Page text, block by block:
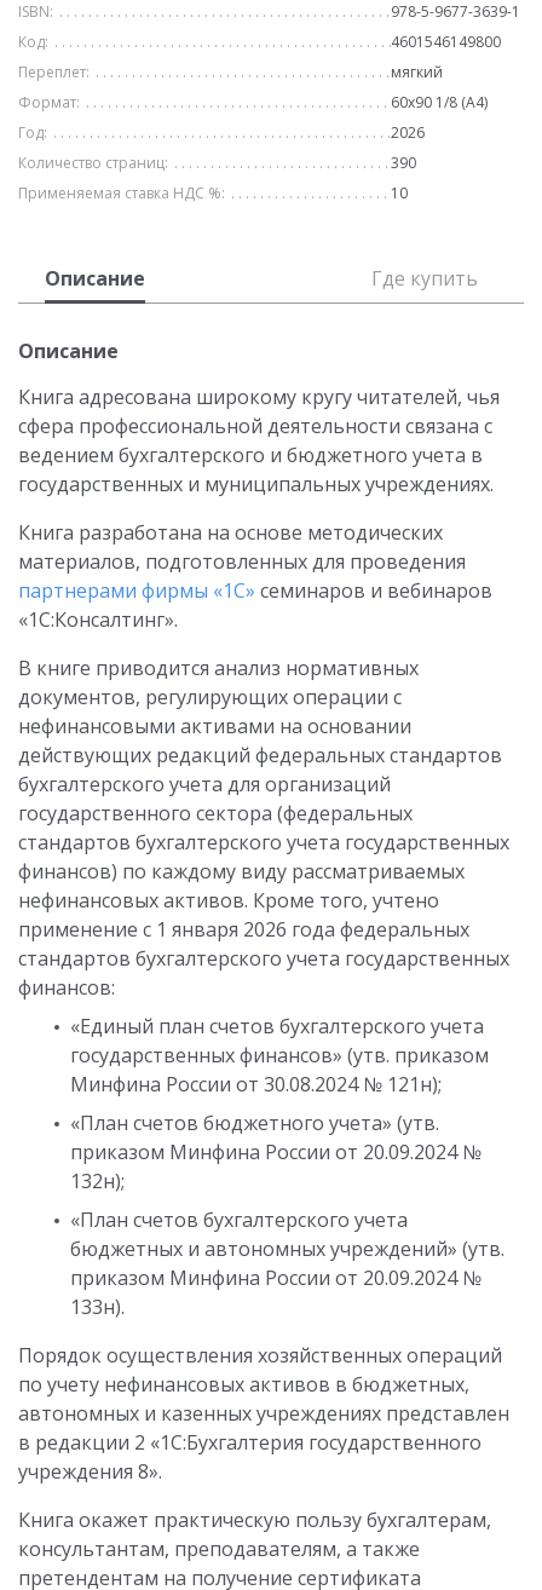
ISBN:
978-5-9677-3639-1
Код:
4601546149800
Переплет:
мягкий
Формат:
60х90 1/8 (А4)
Год:
2026
Количество страниц:
390
Применяемая ставка НДС %:
10
Описание Где купить
Описание
Книга адресована широкому кругу читателей, чья
сфера профессиональной деятельности связана с
ведением бухгалтерского и бюджетного учета в
государственных и муниципальных учреждениях.
Книга разработана на основе методических
материалов, подготовленных для проведения
партнерами фирмы «1С» семинаров и вебинаров
«1С:Консалтинг».
В книге приводится анализ нормативных
документов, регулирующих операции с
нефинансовыми активами на основании
действующих редакций федеральных стандартов
бухгалтерского учета для организаций
государственного сектора (федеральных
стандартов бухгалтерского учета государственных
финансов) по каждому виду рассматриваемых
нефинансовых активов. Кроме того, учтено
применение с 1 января 2026 года федеральных
стандартов бухгалтерского учета государственных
финансов:
«Единый план счетов бухгалтерского учета
государственных финансов» (утв. приказом
Минфина России от 30.08.2024 № 121н);
«План счетов бюджетного учета» (утв.
приказом Минфина России от 20.09.2024 №
132н);
«План счетов бухгалтерского учета
бюджетных и автономных учреждений» (утв.
приказом Минфина России от 20.09.2024 №
133н).
Порядок осуществления хозяйственных операций
по учету нефинансовых активов в бюджетных,
автономных и казенных учреждениях представлен
в редакции 2 «1С:Бухгалтерия государственного
учреждения 8».
Книга окажет практическую пользу бухгалтерам,
консультантам, преподавателям, а также
претендентам на получение сертификата